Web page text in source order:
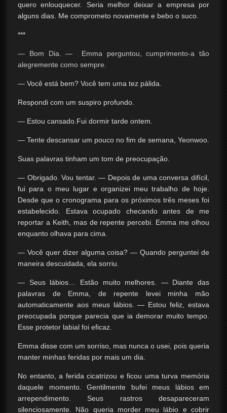
quero enlouquecer. Seria melhor deixar a empresa por
alguns dias. Me comprometo novamente e bebo o suco.
***
— Bom Dia. — Emma perguntou, cumprimento-a tão
alegremente como sempre.
— Você está bem? Você tem uma tez pálida.
Respondi com um suspiro profundo.
— Estou cansado.Fui dormir tarde ontem.
— Tente descansar um pouco no fim de semana, Yeonwoo.
Suas palavras tinham um tom de preocupação.
— Obrigado. Vou tentar. — Depois de uma conversa difícil,
fui para o meu lugar e organizei meu trabalho de hoje.
Desde que o cronograma para os próximos três meses foi
estabelecido. Estava ocupado checando antes de me
reportar a Keith, mas de repente percebi. Emma me olhou
enquanto olhava para cima.
— Você quer dizer alguma coisa? — Quando perguntei de
maneira descuidada, ela sorriu.
— Seus lábios… Estão muito melhores. — Diante das
palavras de Emma, de repente levei minha mão
automaticamente aos meus lábios. — Estou feliz, estava
preocupada porque parecia que ia demorar muito tempo.
Esse protetor labial foi eficaz.
Emma disse com um sorriso, mas nunca o usei, pois queria
manter minhas feridas por mais um dia.
No entanto, a ferida cicatrizou e ficou uma turva memória
daquele momento. Gentilmente bufei meus lábios em
arrependimento. Seus rastros desapareceram
silenciosamente. Não queria morder meu lábio e cobrir